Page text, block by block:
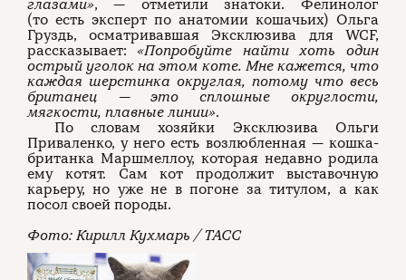
глазами», — отметили знатоки. Фелинолог
(то есть эксперт по анатомии кошачьих) Ольга
Груздь, осматривавшая Эксклюзива для WCF,
рассказывает: «Попробуйте найти хоть один
острый уголок на этом коте. Мне кажется, что
каждая шерстинка округлая, потому что весь
британец — это сплошные округлости,
мягкости, плавные линии».
По словам хозяйки Эксклюзива Ольги
Приваленко, у него есть возлюбленная — кошка-
британка Маршмеллоу, которая недавно родила
ему котят. Сам кот продолжит выставочную
карьеру, но уже не в погоне за титулом, а как
посол своей породы.
Фото: Кирилл Кухмарь / ТАСС